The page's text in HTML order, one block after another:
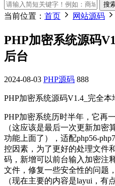
搜
当前位置： 首页 网站源码
PHP加密系统源码
后台
2024-08-03 PHP源码 888
PHP加密系统源码V1.4_完全
PHP加密系统历时半年，它再
（这应该是最后一次更新加密
功能上面了），适配php56-
控因素，为了更好的处理文件
码，新增可以前台输入加密注
文件，修复一些安全性的问题
（现在主要的内容是layui，有